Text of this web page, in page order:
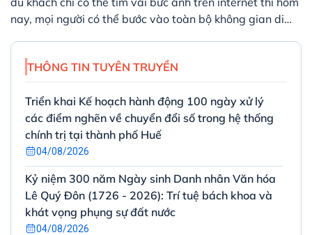
nay, mọi người có thể bước vào toàn bộ không gian di
360 độ, khám phá từng khu vực và tìm hiểu các thông
tin lịch sử được tích hợp ngay trong không gian số.
THÔNG TIN TUYÊN TRUYỀN
Triển khai Kế hoạch hành động 100 ngày xử lý
các điểm nghẽn về chuyển đổi số trong hệ thống
chính trị tại thành phố Huế
04/08/2026
Kỷ niệm 300 năm Ngày sinh Danh nhân Văn hóa
Lê Quý Đôn (1726 - 2026): Trí tuệ bách khoa và
khát vọng phụng sự đất nước
04/08/2026